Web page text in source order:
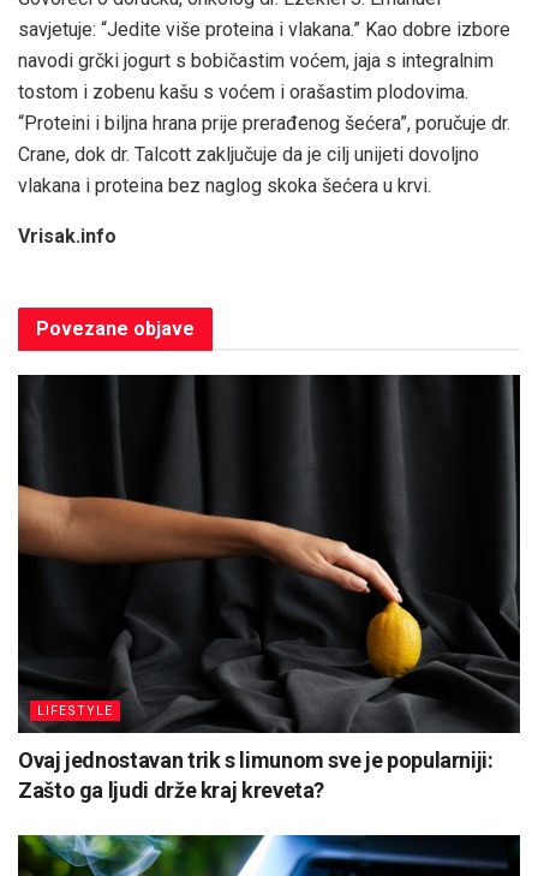
savjetuje: “Jedite više proteina i vlakana.” Kao dobre izbore
navodi grčki jogurt s bobičastim voćem, jaja s integralnim
tostom i zobenu kašu s voćem i orašastim plodovima.
“Proteini i biljna hrana prije prerađenog šećera”, poručuje dr.
Crane, dok dr. Talcott zaključuje da je cilj unijeti dovoljno
vlakana i proteina bez naglog skoka šećera u krvi.
Vrisak.info
Povezane objave
LIFESTYLE
Ovaj jednostavan trik s limunom sve je popularniji:
Zašto ga ljudi drže kraj kreveta?